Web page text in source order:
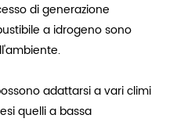
di generazione
a idrogeno sono
adattarsi a vari climi
quelli a bassa